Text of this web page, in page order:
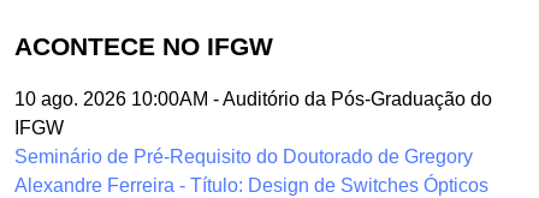
ACONTECE NO IFGW
10 ago. 2026 10:00AM -Auditório da Pós-Graduação do
IFGW
Seminário de Pré-Requisito do Doutorado de Gregory
Alexandre Ferreira - Título: Design de Switches Ópticos